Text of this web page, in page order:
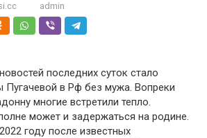
admin
последних суток стало
в Рф без мужа. Вопреки
многие встретили тепло.
может и задержаться на родине.
году после известных